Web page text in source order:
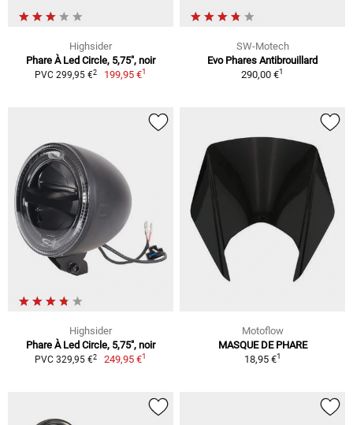
Highsider
Phare À Led Circle, 5,75", noir
PVC 299,95 €2 199,95 €1
SW-Motech
Evo Phares Antibrouillard
290,00 €1
Highsider
Phare À Led Circle, 5,75", noir
PVC 329,95 €2 249,95 €1
Motoflow
MASQUE DE PHARE
18,95 €1